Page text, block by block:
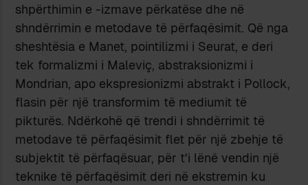
shpërthimin e -izmave përkatëse dhe në
shndërrimin e metodave të përfaqësimit. Që nga
sheshtësia e Manet, pointilizmi i Seurat, e deri
tek formalizmi i Maleviç, abstraksionizmi i
Mondrian, apo ekspresionizmi abstrakt i Pollock,
flasin për një transformim të mediumit të
pikturës. Ndërkohë që trendi i shndërrimit të
metodave të përfaqësimit flet për një zbehje të
subjektit të përfaqësuar, për t’i lënë vendin një
teknike të përfaqësimit deri në ekstremin ku